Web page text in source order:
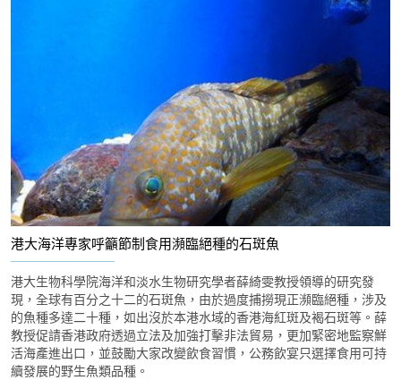
港大海洋專家呼籲節制食用瀕臨絕種的石斑魚
港大生物科學院海洋和淡水生物研究學者薛綺雯教授領導的研究發
現，全球有百分之十二的石斑魚，由於過度捕撈現正瀕臨絕種，涉及
的魚種多達二十種，如出沒於本港水域的香港海紅斑及褐石斑等。薛
教授促請香港政府透過立法及加強打擊非法貿易，更加緊密地監察鮮
活海產進出口，並鼓勵大家改變飲食習慣，公務飲宴只選擇食用可持
續發展的野生魚類品種。